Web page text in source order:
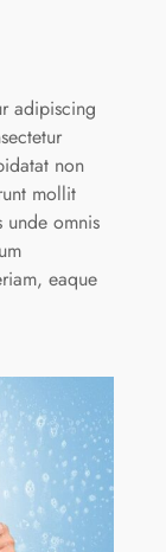
adipiscing
non
mollit
omnis
eaque